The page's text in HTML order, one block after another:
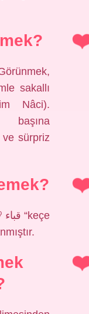
sakallı
Nâci).
başına
ve sürpriz